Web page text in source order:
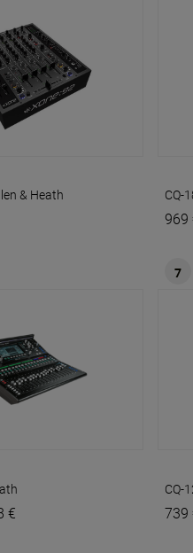
& Heath CQ-
969
€
7
CQ-
739